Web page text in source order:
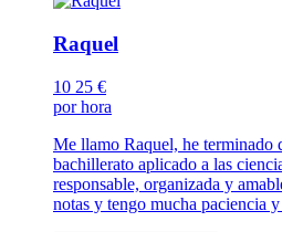
Raquel
10 25 €
por hora
Me llamo Raquel, he terminado
bachillerato aplicado a las
responsable, organizada y
notas y tengo mucha paciencia